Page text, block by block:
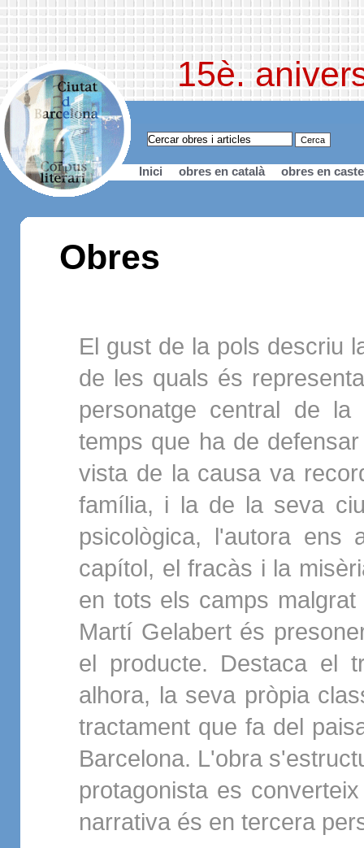
15è.
Inici obres en català obres en
Obres
El gust de la pols descriu
de les quals és
personatge central de la
temps que ha de
vista de la causa va
família, i la de la seva
psicològica, l'autora ens
capítol, el fracàs i la
en tots els camps
Martí Gelabert és
el producte. Destaca el
alhora, la seva pròpia
tractament que fa del
Barcelona. L'obra
protagonista es
narrativa és en tercera